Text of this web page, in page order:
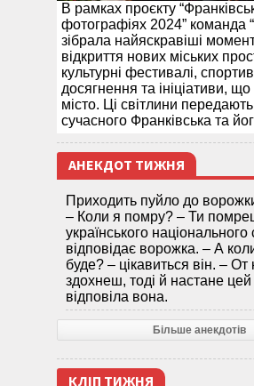
В рамках проєкту
фотографіях 2024” команда
зібрала найяскравіші
відкриття нових міських
культурні фестивалі,
досягнення та ініціативи,
місто. Ці світлини
сучасного Франківська та
АНЕКДОТ ТИЖНЯ
Приходить пуйло до
– Коли я помру? – Ти
українського національного
відповідає ворожка. – А
буде? – цікавиться він. – От
здохнеш, тоді й настане
відповіла вона.
Більше анекдотів
КЛІП ТИЖНЯ